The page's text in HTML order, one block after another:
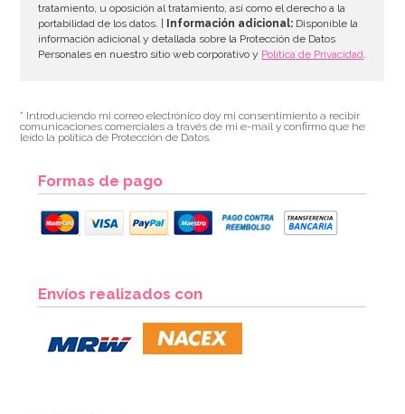
tratamiento, u oposición al tratamiento, así como el derecho a la
portabilidad de los datos. | Información adicional: Disponible la
información adicional y detallada sobre la Protección de Datos
Personales en nuestro sitio web corporativo y Política de Privacidad
* Introduciendo mi correo electrónico doy mi consentimiento a recibir
comunicaciones comerciales a través de mi e-mail y confirmo que he
leído la política de Protección de Datos.
Formas de pago
Envíos realizados con